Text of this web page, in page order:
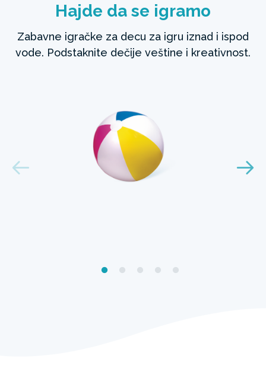
Hajde da se igramo
Zabavne igračke za decu za igru iznad i ispod
vode. Podstaknite dečije veštine i kreativnost.